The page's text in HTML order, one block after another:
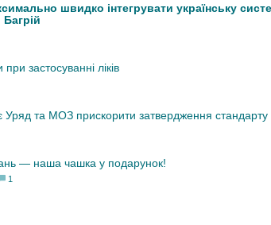
швидко інтегрувати українську
застосуванні ліків
та МОЗ прискорити затвердження стандарту
— наша чашка у подарунок!
1